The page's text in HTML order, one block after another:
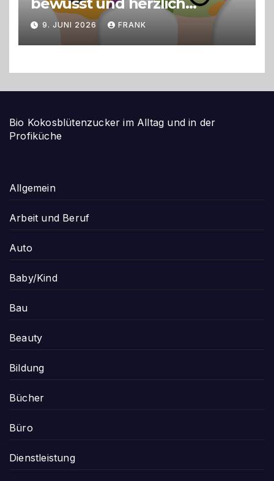
gestalten
9. JUNI 2026 FRANK
Bio Kokosblütenzucker im Alltag und in der
Profiküche
Allgemein
Arbeit und Beruf
Auto
Baby/Kind
Bau
Beauty
Bildung
Bücher
Büro
Dienstleistung